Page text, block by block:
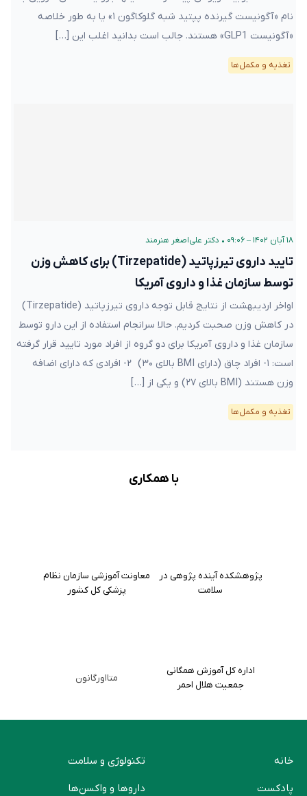
نام «آگونیست گیرنده پپتید شبه گلوکاگون ۱» یا به طور خلاصه
«آگونیست GLP1» هستند. جالب است بدانید اغلب این […]
تغذیه و مکمل‌ها
۱۸ آبان ۱۴۰۲ – ۰۹:۰۶ • دکتر علی‌اصغر هنرمند
تایید داروی تیرزپاتید (Tirzepatide) برای کاهش وزن
توسط سازمان غذا و داروی آمریکا
اواخر اردیبهشت از نتایج قابل توجه داروی تیرزپاتید (Tirzepatide)
در کاهش وزن صحبت کردیم. حالا سرانجام استفاده از این دارو توسط
سازمان غذا و داروی آمریکا برای دو گروه از افراد مورد تایید قرار گرفته
است: ۱- افراد چاق (دارای BMI بالای ۳۰) ۲- افرادی که دارای اضافه
وزن هستند (BMI بالای ۲۷) و یکی از […]
تغذیه و مکمل‌ها
با همکاری
پژوهشکده آینده پژوهی در
سلامت
معاونت آموزشی سازمان نظام
پزشکی کل کشور
اداره کل آموزش همگانی
جمعیت هلال احمر
متااورگانون
خانه
پادکست
تکنولوژی و سلامت
دارو‌ها و واکسن‌ها